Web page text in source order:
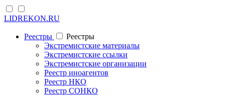
LIDREKON.RU
Реестры
Реестры
Экстремистские материалы
Экстремистские ссылки
Экстремистские организации
Реестр иноагентов
Реестр НКО
Реестр СОНКО